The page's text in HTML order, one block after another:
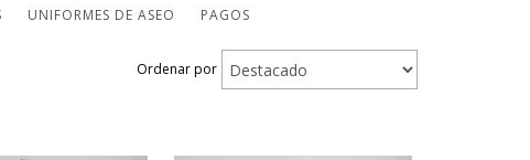
UNIFORMES DE ASEO PAGOS
Ordenar por